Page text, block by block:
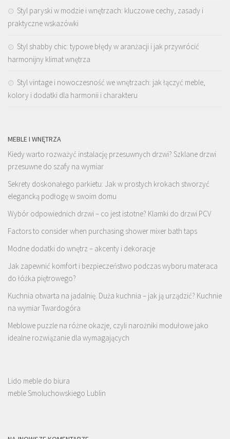
Styl paryski w modzie i wnętrzach: kluczowe cechy, zasady i
praktyczne wskazówki
Styl shabby chic: typowe błędy w aranżacji i jak przywrócić
harmonijny klimat wnętrza
Styl vintage i nowoczesność we wnętrzach: jak łączyć meble,
kolory i dodatki dla harmonii i charakteru
MEBLE I WNĘTRZA
Kiedy warto rozważyć instalację przesuwnych drzwi? Szklane drzwi
przesuwne do szafy na wymiar
Sekrety doskonałego parkietu: Jak w prostych krokach stworzyć
elegancką podłogę w swoim domu
Wybór odpowiednich drzwi – co jest istotne? Klamki do drzwi PCV
Factors to consider when purchasing shower mixer bath taps
Modne dodatki do wnętrz – akcenty i dekoracje
Jak zapewnić komfort i bezpieczeństwo podczas wyboru materaca
do łóżka piętrowego?
Kuchnia otwarta na jadalnię. Duża kuchnia – jak ją urządzić? Kuchnie
na wymiar Twardogóra
Meblowe puzzle na różne okazje, czyli narożniki modułowe jako
idealne rozwiązanie dla wymagających
Lido meble do biura
meble Smoluchowskiego Lublin